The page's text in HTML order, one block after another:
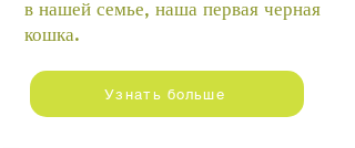
в нашей семье, наша первая черная
кошка.
Узнать больше